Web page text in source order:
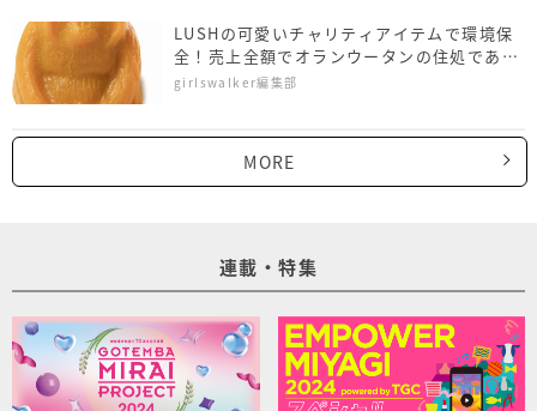
LUSHの可愛いチャリティアイテムで環境保
全！売上全額でオランウータンの住処である
森林を再生
girlswalker編集部
MORE
連載・特集